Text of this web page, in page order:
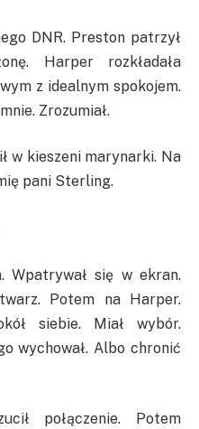
DNR. Preston patrzył
Harper rozkładała
z idealnym spokojem.
Zrozumiał.
w kieszeni marynarki. Na
pani Sterling.
Wpatrywał się w ekran.
Potem na Harper.
siebie. Miał wybór.
wychował. Albo chronić
połączenie. Potem